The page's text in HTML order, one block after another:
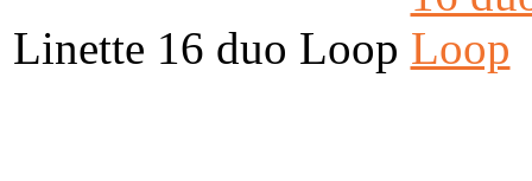
Linette 16 duo Loop